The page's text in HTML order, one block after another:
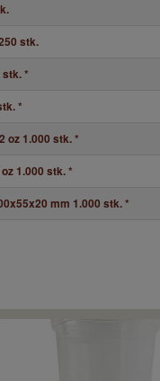
stk.
stk.*
*
oz 1.000 stk.*
1.000 stk.*
mm 1.000 stk.*